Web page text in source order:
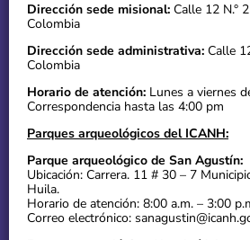
Dirección sede misional: Calle 12 N.°
Colombia
Dirección sede administrativa: Calle
Colombia
Horario de atención: Lunes a viernes
Correspondencia hasta las 4:00 pm
Parques arqueológicos del ICANH:
Parque arqueológico de San Agustín:
Ubicación: Carrera. 11 # 30 – 7
Huila.
Horario de atención: 8:00 a.m. – 3:00
Correo electrónico: